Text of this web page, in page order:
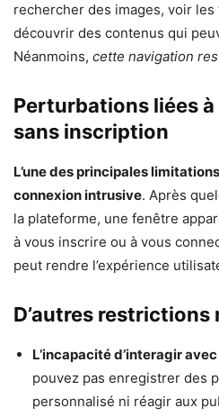
rechercher des images, voir
découvrir des contenus qui
Néanmoins, cette navigation
Perturbations liées
sans inscription
L’une des principales
connexion intrusive. Après
la plateforme, une fenêtre
à vous inscrire ou à vous
peut rendre l’expérience
D’autres restrictions
L’incapacité d’interagir
pouvez pas enregistrer des
personnalisé ni réagir aux